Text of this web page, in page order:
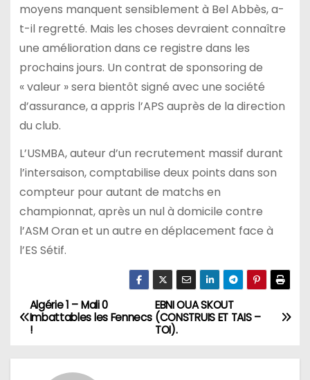
moyens manquent sensiblement à Bel Abbès, a-
t-il regretté. Mais les choses devraient connaître
une amélioration dans ce registre dans les
prochains jours. Un contrat de sponsoring de
« valeur » sera bientôt signé avec une société
d’assurance, a appris l’APS auprès de la direction
du club.
L’USMBA, auteur d’un recrutement massif durant
l’intersaison, comptabilise deux points dans son
compteur pour autant de matchs en
championnat, après un nul à domicile contre
l’ASM Oran et un autre en déplacement face à
l’ES Sétif.
N
a
EBNI OUA SKOUT
(CONSTRUIS ET TAIS –
TOI).
Algérie 1 – Mali 0
Imbattables les Fennecs
!